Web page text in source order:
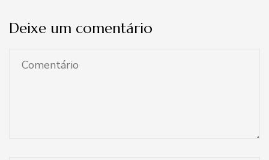
Deixe um comentário